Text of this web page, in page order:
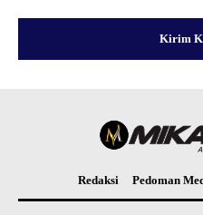
Redaksi Pedoman